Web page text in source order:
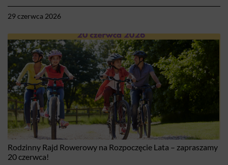
29 czerwca 2026
Rodzinny Rajd Rowerowy na Rozpoczęcie Lata – zapraszamy
20 czerwca!